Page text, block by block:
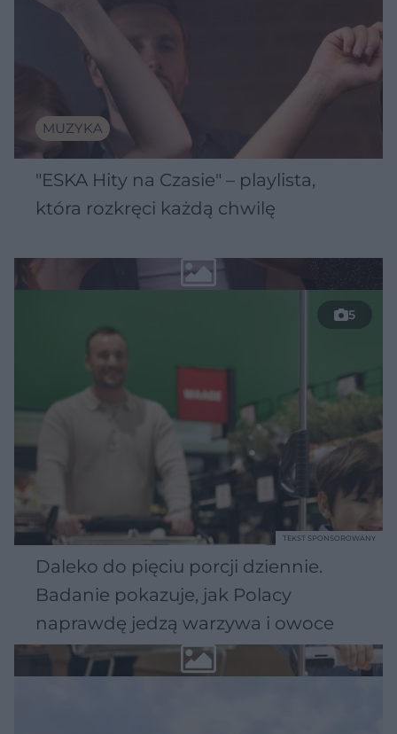
MUZYKA
"ESKA Hity na Czasie" – playlista,
która rozkręci każdą chwilę
5
Daleko do pięciu porcji dziennie.
Badanie pokazuje, jak Polacy
naprawdę jedzą warzywa i owoce
TEKST SPONSOROWANY